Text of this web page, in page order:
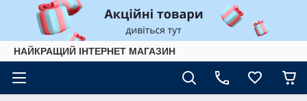
НАЙКРАЩИЙ ІНТЕРНЕТ МАГАЗИН